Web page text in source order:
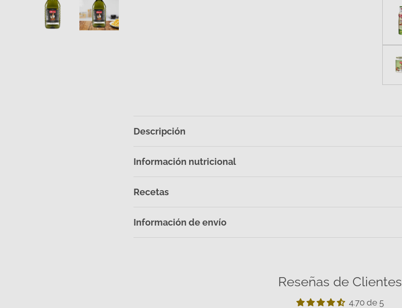
Descripción
Información nutricional
Recetas
Información de envío
Reseñas de Clientes
4.70 de 5